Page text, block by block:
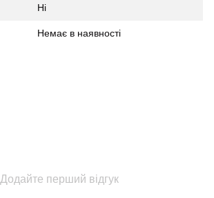
Ні
Немає в наявності
Додайте перший відгук